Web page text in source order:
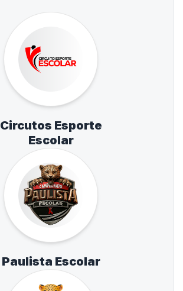
Circutos Esporte
Escolar
Paulista Escolar